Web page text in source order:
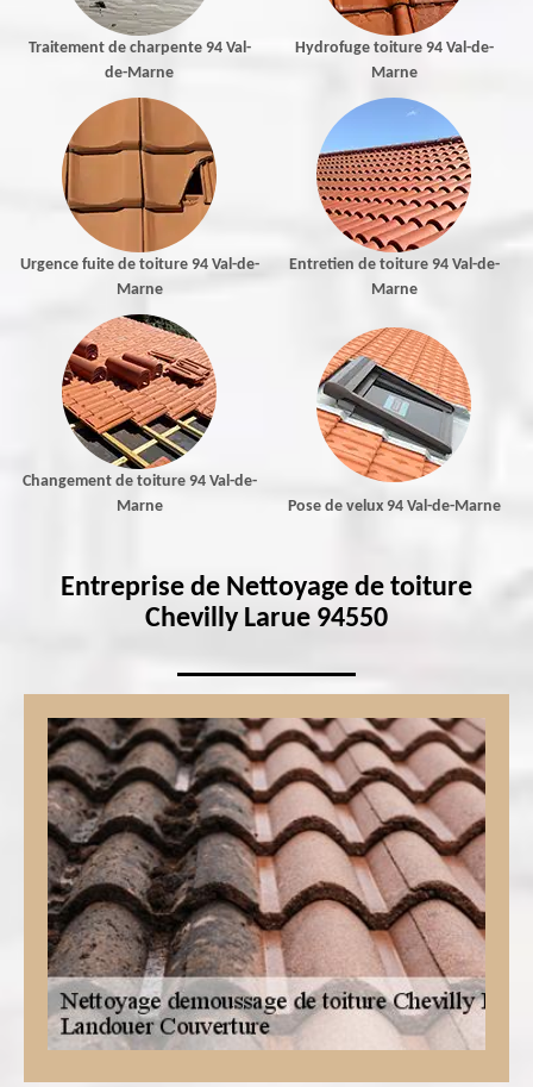
Traitement de charpente 94 Val-
de-Marne
Hydrofuge toiture 94 Val-de-
Marne
Urgence fuite de toiture 94 Val-de-
Marne
Entretien de toiture 94 Val-de-
Marne
Changement de toiture 94 Val-de-
Marne
Pose de velux 94 Val-de-Marne
Entreprise de Nettoyage de toiture
Chevilly Larue 94550